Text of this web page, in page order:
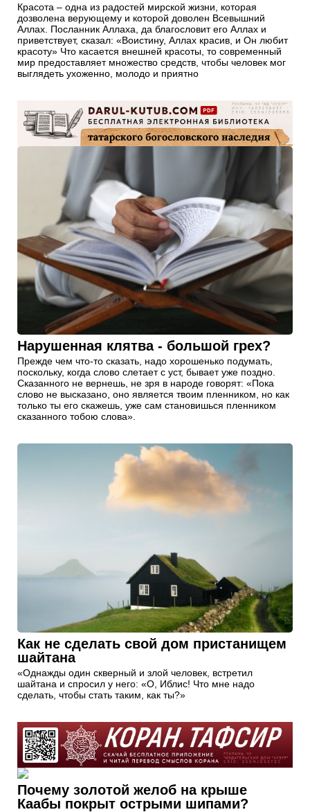
Красота – одна из радостей мирской жизни, которая
дозволена верующему и которой доволен Всевышний
Аллах. Посланник Аллаха, да благословит его Аллах и
приветствует, сказал: «Воистину, Аллах красив, и Он любит
красоту» Что касается внешней красоты, то современный
мир предоставляет множество средств, чтобы человек мог
выглядеть ухоженно, молодо и приятно
Нарушенная клятва - большой грех?
Прежде чем что-то сказать, надо хорошенько подумать,
поскольку, когда слово слетает с уст, бывает уже поздно.
Сказанного не вернешь, не зря в народе говорят: «Пока
слово не высказано, оно является твоим пленником, но как
только ты его скажешь, уже сам становишься пленником
сказанного тобою слова».
Как не сделать свой дом пристанищем
шайтана
«Однажды один скверный и злой человек, встретил
шайтана и спросил у него: «О, Иблис! Что мне надо
сделать, чтобы стать таким, как ты?»
Почему золотой желоб на крыше
Каабы покрыт острыми шипами?